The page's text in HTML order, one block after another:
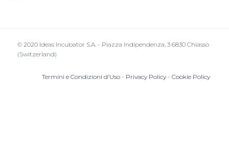
© 2020 Ideas Incubator S.A. - Piazza Indipendenza, 3 6830 Chiasso
(Switzerland)
Termini e Condizioni d'Uso - Privacy Policy - Cookie Policy